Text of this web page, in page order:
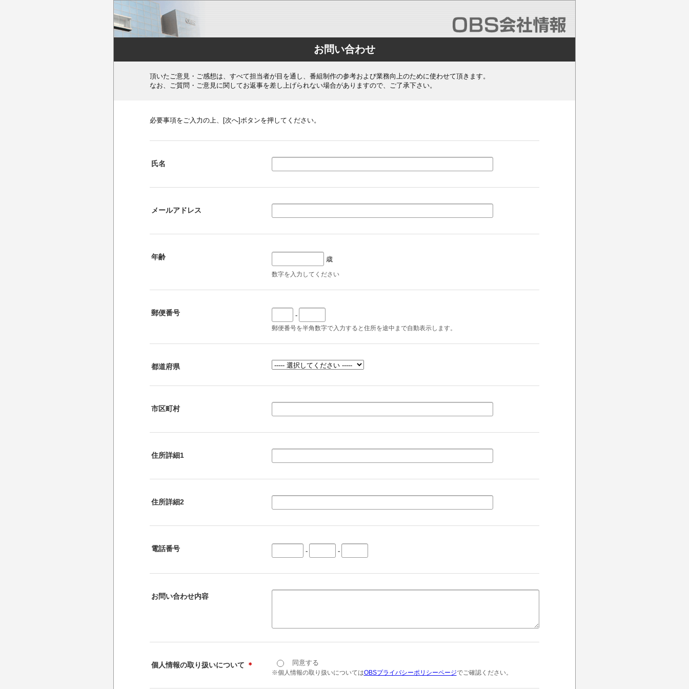
お問い合わせ
頂いたご意見・ご感想は、すべて担当者が目を通し、番組制作の参考および業務向上のために使わせて頂きます。
なお、ご質問・ご意見に関してお返事を差し上げられない場合がありますので、ご了承下さい。
必要事項をご入力の上、[次へ]ボタンを押してください。
氏名
メールアドレス
年齢 歳
数字を入力してください
郵便番号 -
郵便番号を半角数字で入力すると住所を途中まで自動表示します。
都道府県
市区町村
住所詳細1
住所詳細2
電話番号 - -
お問い合わせ内容
個人情報の取り扱いについて ＊ 同意する
※個人情報の取り扱いについてはOBSプライバシーポリシーページでご確認ください。